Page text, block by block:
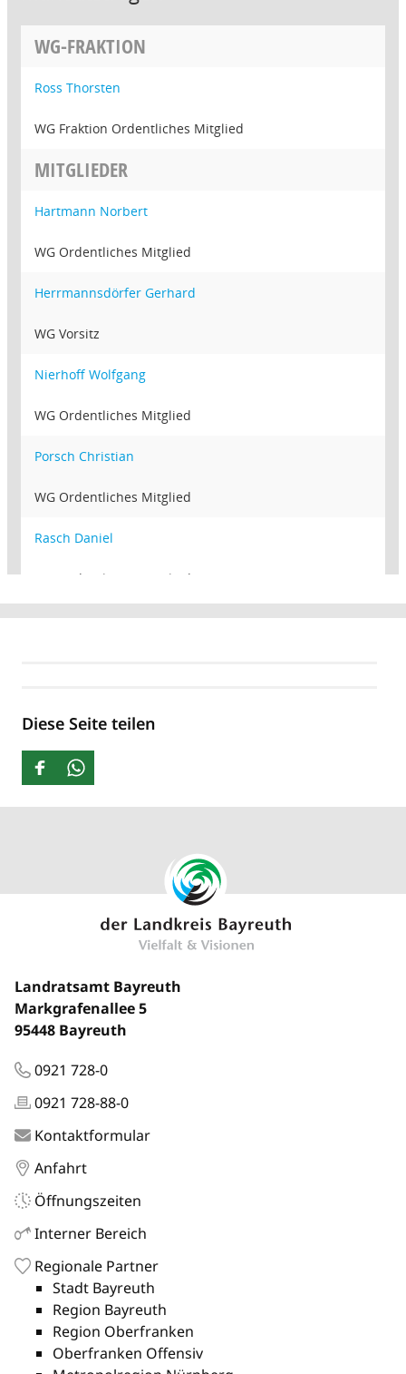
Diese Seite teilen
Landratsamt Bayreuth
Markgrafenallee 5
95448 Bayreuth
0921 728-0
0921 728-88-0
Kontaktformular
Anfahrt
Öffnungszeiten
Interner Bereich
Regionale Partner
Stadt Bayreuth
Region Bayreuth
Region Oberfranken
Oberfranken Offensiv